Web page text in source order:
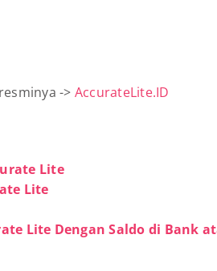
-> AccurateLite.ID
Lite
Lite
Lite Dengan Saldo di Bank